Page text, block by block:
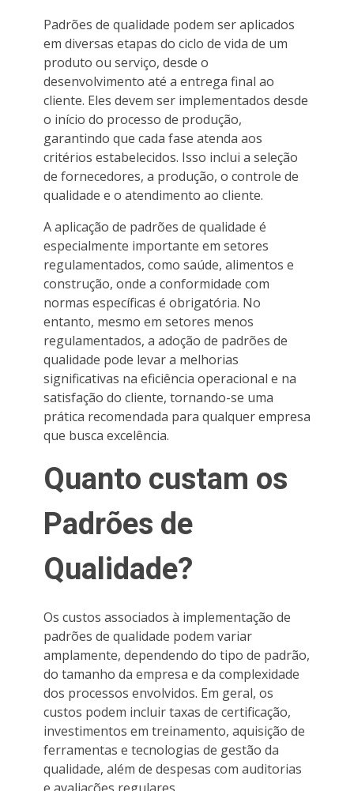
Padrões de qualidade podem ser aplicados
em diversas etapas do ciclo de vida de um
produto ou serviço, desde o
desenvolvimento até a entrega final ao
cliente. Eles devem ser implementados desde
o início do processo de produção,
garantindo que cada fase atenda aos
critérios estabelecidos. Isso inclui a seleção
de fornecedores, a produção, o controle de
qualidade e o atendimento ao cliente.
A aplicação de padrões de qualidade é
especialmente importante em setores
regulamentados, como saúde, alimentos e
construção, onde a conformidade com
normas específicas é obrigatória. No
entanto, mesmo em setores menos
regulamentados, a adoção de padrões de
qualidade pode levar a melhorias
significativas na eficiência operacional e na
satisfação do cliente, tornando-se uma
prática recomendada para qualquer empresa
que busca excelência.
Quanto custam os
Padrões de
Qualidade?
Os custos associados à implementação de
padrões de qualidade podem variar
amplamente, dependendo do tipo de padrão,
do tamanho da empresa e da complexidade
dos processos envolvidos. Em geral, os
custos podem incluir taxas de certificação,
investimentos em treinamento, aquisição de
ferramentas e tecnologias de gestão da
qualidade, além de despesas com auditorias